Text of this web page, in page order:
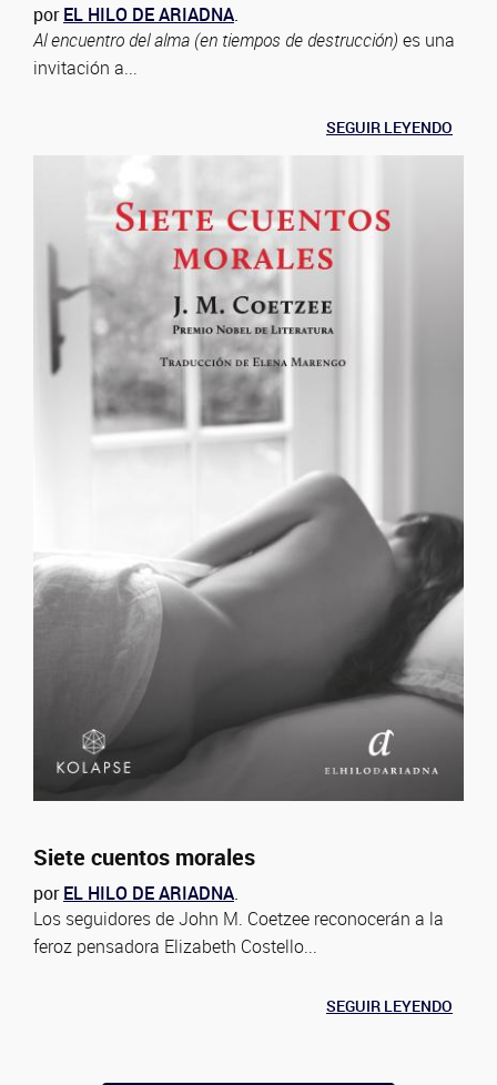
porEL HILO DE ARIADNA.
Al encuentro del alma (en tiempos de destrucción) es una
invitación a...
SEGUIR LEYENDO
Siete cuentos morales
porEL HILO DE ARIADNA.
Los seguidores de John M. Coetzee reconocerán a la
feroz pensadora Elizabeth Costello...
SEGUIR LEYENDO